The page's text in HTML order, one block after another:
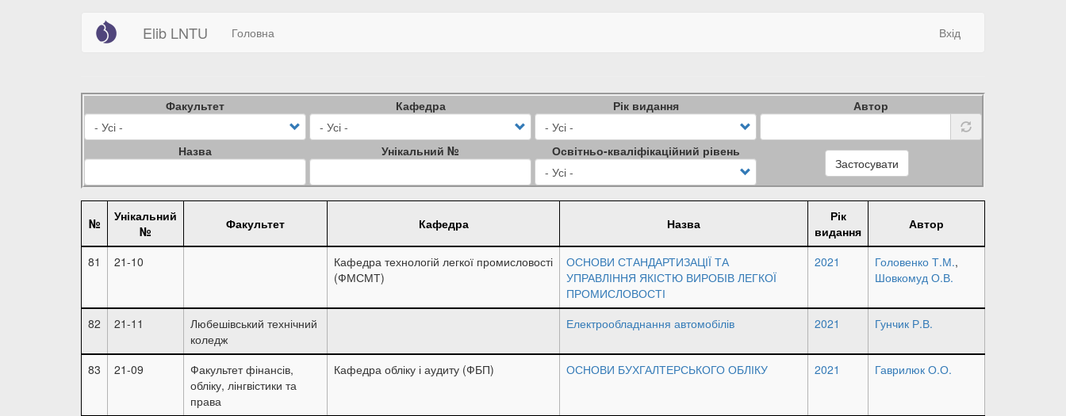
Elib LNTU
Main
navigation
Головна
User
account
Вхід
Факультет Кафедра Рік видання Автор
Назва Унікальний № Освітньо-кваліфікаційний рівень
Застосувати
№
Унікальний
№
Факультет Кафедра Назва
Рік
видання
Автор
81 21-10
Кафедра технологій легкої промисловості
(ФМСМТ)
ОСНОВИ СТАНДАРТИЗАЦІЇ ТА
УПРАВЛІННЯ ЯКІСТЮ ВИРОБІВ ЛЕГКОЇ
ПРОМИСЛОВОСТІ
2021 Головенко Т.М.,
Шовкомуд О.В.
82 21-11
Любешівський технічний
коледж
Електрообладнання автомобілів 2021 Гунчик Р.В.
83 21-09
Факультет фінансів,
обліку, лінгвістики та
права
Кафедра обліку і аудиту (ФБП) ОСНОВИ БУХГАЛТЕРСЬКОГО ОБЛІКУ 2021 Гаврилюк О.О.